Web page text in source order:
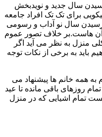
سال جدید و نویدبخش
برای تک تک افراد جامعه
رسیدن سال نو آداب و رسومی
آن هاست.بر خلاف تصور عموم
منزل به نظر می آید اگر
باید به برخی از نکات توجه
به همه خانم ها پیشنهاد می
روزهای باقی مانده تا عید
لیست تمام اشیایی که در منزل